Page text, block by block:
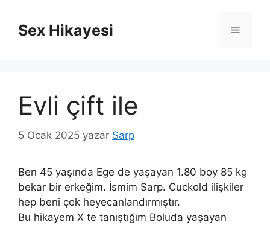
Sex Hikayesi Menü
Evli çift ile
5 Ocak 2025 yazar Sarp
Ben 45 yaşında Ege de yaşayan 1.80 boy 85 kg
bekar bir erkeğim. İsmim Sarp. Cuckold ilişkiler
hep beni çok heyecanlandırmıştır.
Bu hikayem X te tanıştığım Boluda yaşayan